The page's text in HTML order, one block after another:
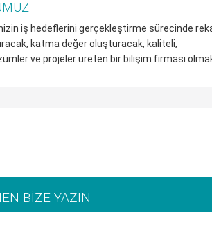
iş hedeflerini gerçekleştirme sürecinde
katma değer oluşturacak, kaliteli,
ve projeler üreten bir bilişim firması
BİZE YAZIN